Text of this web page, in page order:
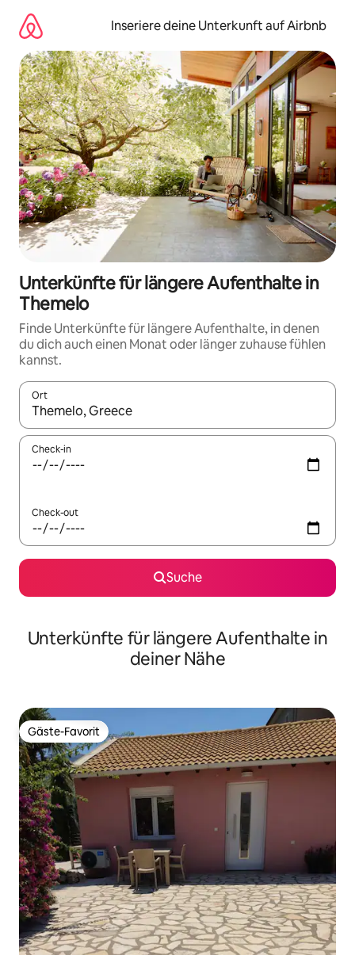
Inhalten
springen
Inseriere deine Unterkunft auf Airbnb
Unterkünfte für längere Aufenthalte in
Themelo
Finde Unterkünfte für längere Aufenthalte, in denen
du dich auch einen Monat oder länger zuhause fühlen
kannst.
Ort
Wenn Ergebnisse verfügbar sind, navigiere mit den
Check-in
Check-out
Suche
Unterkünfte für längere Aufenthalte in
deiner Nähe
Gäste-Favorit
Gäste-Favorit